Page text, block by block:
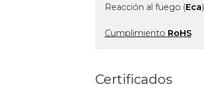
Reacción al fuego (Eca)
Cumplimiento RoHS
Certificados